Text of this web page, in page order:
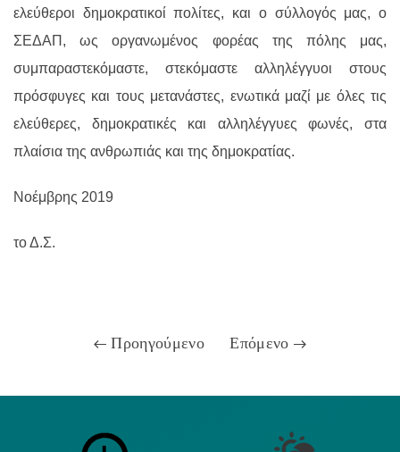
ελεύθεροι δημοκρατικοί πολίτες, και ο σύλλογός μας, ο
ΣΕΔΑΠ, ως οργανωμένος φορέας της πόλης μας,
συμπαραστεκόμαστε, στεκόμαστε αλληλέγγυοι στους
πρόσφυγες και τους μετανάστες, ενωτικά μαζί με όλες τις
ελεύθερες, δημοκρατικές και αλληλέγγυες φωνές, στα
πλαίσια της ανθρωπιάς και της δημοκρατίας.
Νοέμβρης 2019
το Δ.Σ.
Προηγούμενο Επόμενο